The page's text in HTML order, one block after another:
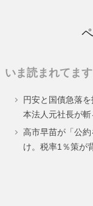
いま読まれてます
円安と国債急落
本法人元社長が
高市早苗が「公
け。税率1％策が